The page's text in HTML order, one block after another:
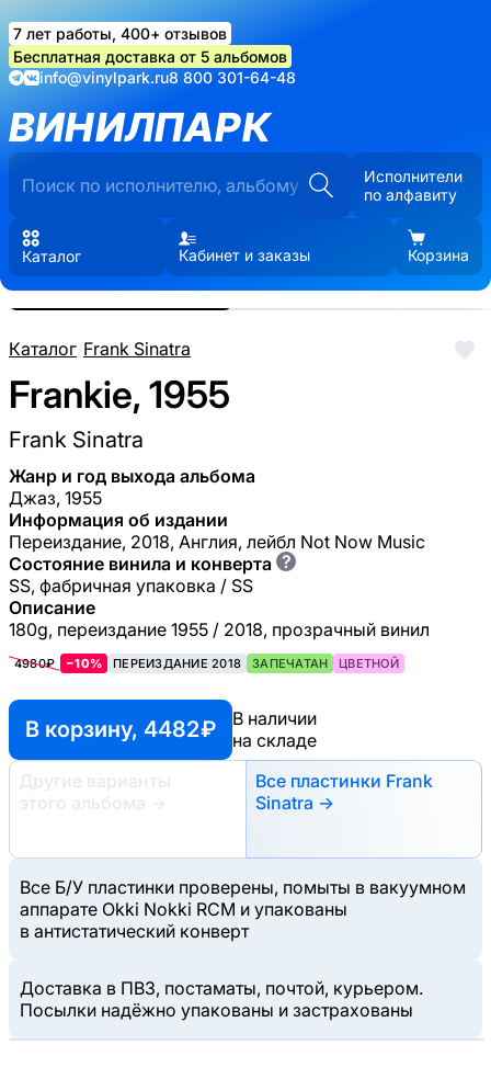
7 лет работы, 400+ отзывов
Бесплатная доставка от 5 альбомов
info@vinylpark.ru8 800 301-64-48
ВИНИЛПАРК
Исполнители
по алфавиту
Каталог Кабинет и заказы Корзина
Каталог/Frank Sinatra
Frankie, 1955
Frank Sinatra
Жанр и год выхода альбома
Джаз, 1955
Информация об издании
Переиздание, 2018, Англия, лейбл Not Now Music
Состояние винила и конверта ?
SS, фабричная упаковка / SS
Описание
180g, переиздание 1955 / 2018, прозрачный винил
4980₽ −10% ПЕРЕИЗДАНИЕ 2018 ЗАПЕЧАТАН ЦВЕТНОЙ
В корзину, 4482 ₽
В наличии
на складе
Другие варианты
этого альбома
→
Все пластинки Frank
Sinatra →
Все Б/У пластинки проверены, помыты в вакуумном
аппарате Okki Nokki RCM и упакованы
в антистатический конверт
Доставка в ПВЗ, постаматы, почтой, курьером.
Посылки надёжно упакованы и застрахованы
Реальные фото пластинки.
Нажмите, чтобы увеличить